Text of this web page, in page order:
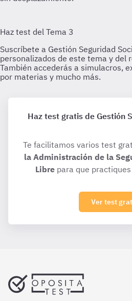
Haz test gratis de Gestión
Te facilitamos varios test
la Administración de la
Librepara que practiques
Ver test